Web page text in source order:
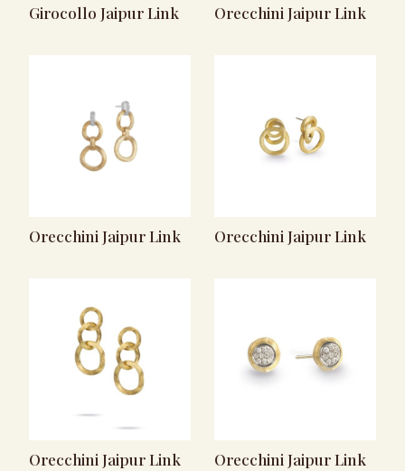
Girocollo Jaipur Link Orecchini Jaipur Link
Orecchini Jaipur Link Orecchini Jaipur Link
Orecchini Jaipur Link Orecchini Jaipur Link